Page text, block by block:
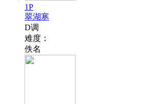
1P
翠湖寒
D调
难度：
佚名